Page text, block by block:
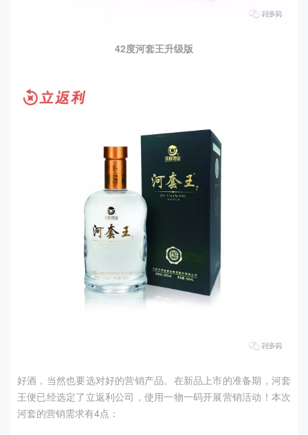
42度河套王升级版
好酒，当然也要选对好的营销产品。在新品上市的准备期，河套
王便已经选定了立返利公司，使用一物一码开展营销活动！本次
河套的营销需求有4点：